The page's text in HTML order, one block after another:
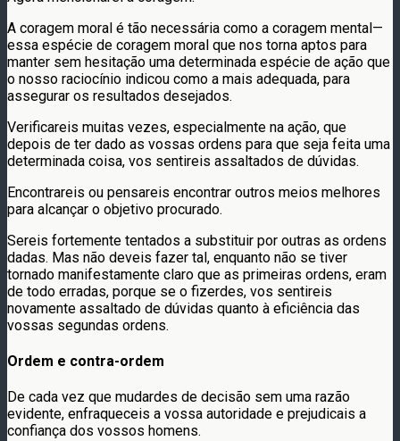
A coragem moral é tão necessária como a coragem mental—
essa espécie de coragem moral que nos torna aptos para
manter sem hesitação uma determinada espécie de ação que
o nosso raciocínio indicou como a mais adequada, para
assegurar os resultados desejados.
Verificareis muitas vezes, especialmente na ação, que
depois de ter dado as vossas ordens para que seja feita uma
determinada coisa, vos sentireis assaltados de dúvidas.
Encontrareis ou pensareis encontrar outros meios melhores
para alcançar o objetivo procurado.
Sereis fortemente tentados a substituir por outras as ordens
dadas. Mas não deveis fazer tal, enquanto não se tiver
tornado manifestamente claro que as primeiras ordens, eram
de todo erradas, porque se o fizerdes, vos sentireis
novamente assaltado de dúvidas quanto à eficiência das
vossas segundas ordens.
Ordem e contra-ordem
De cada vez que mudardes de decisão sem uma razão
evidente, enfraqueceis a vossa autoridade e prejudicais a
confiança dos vossos homens.